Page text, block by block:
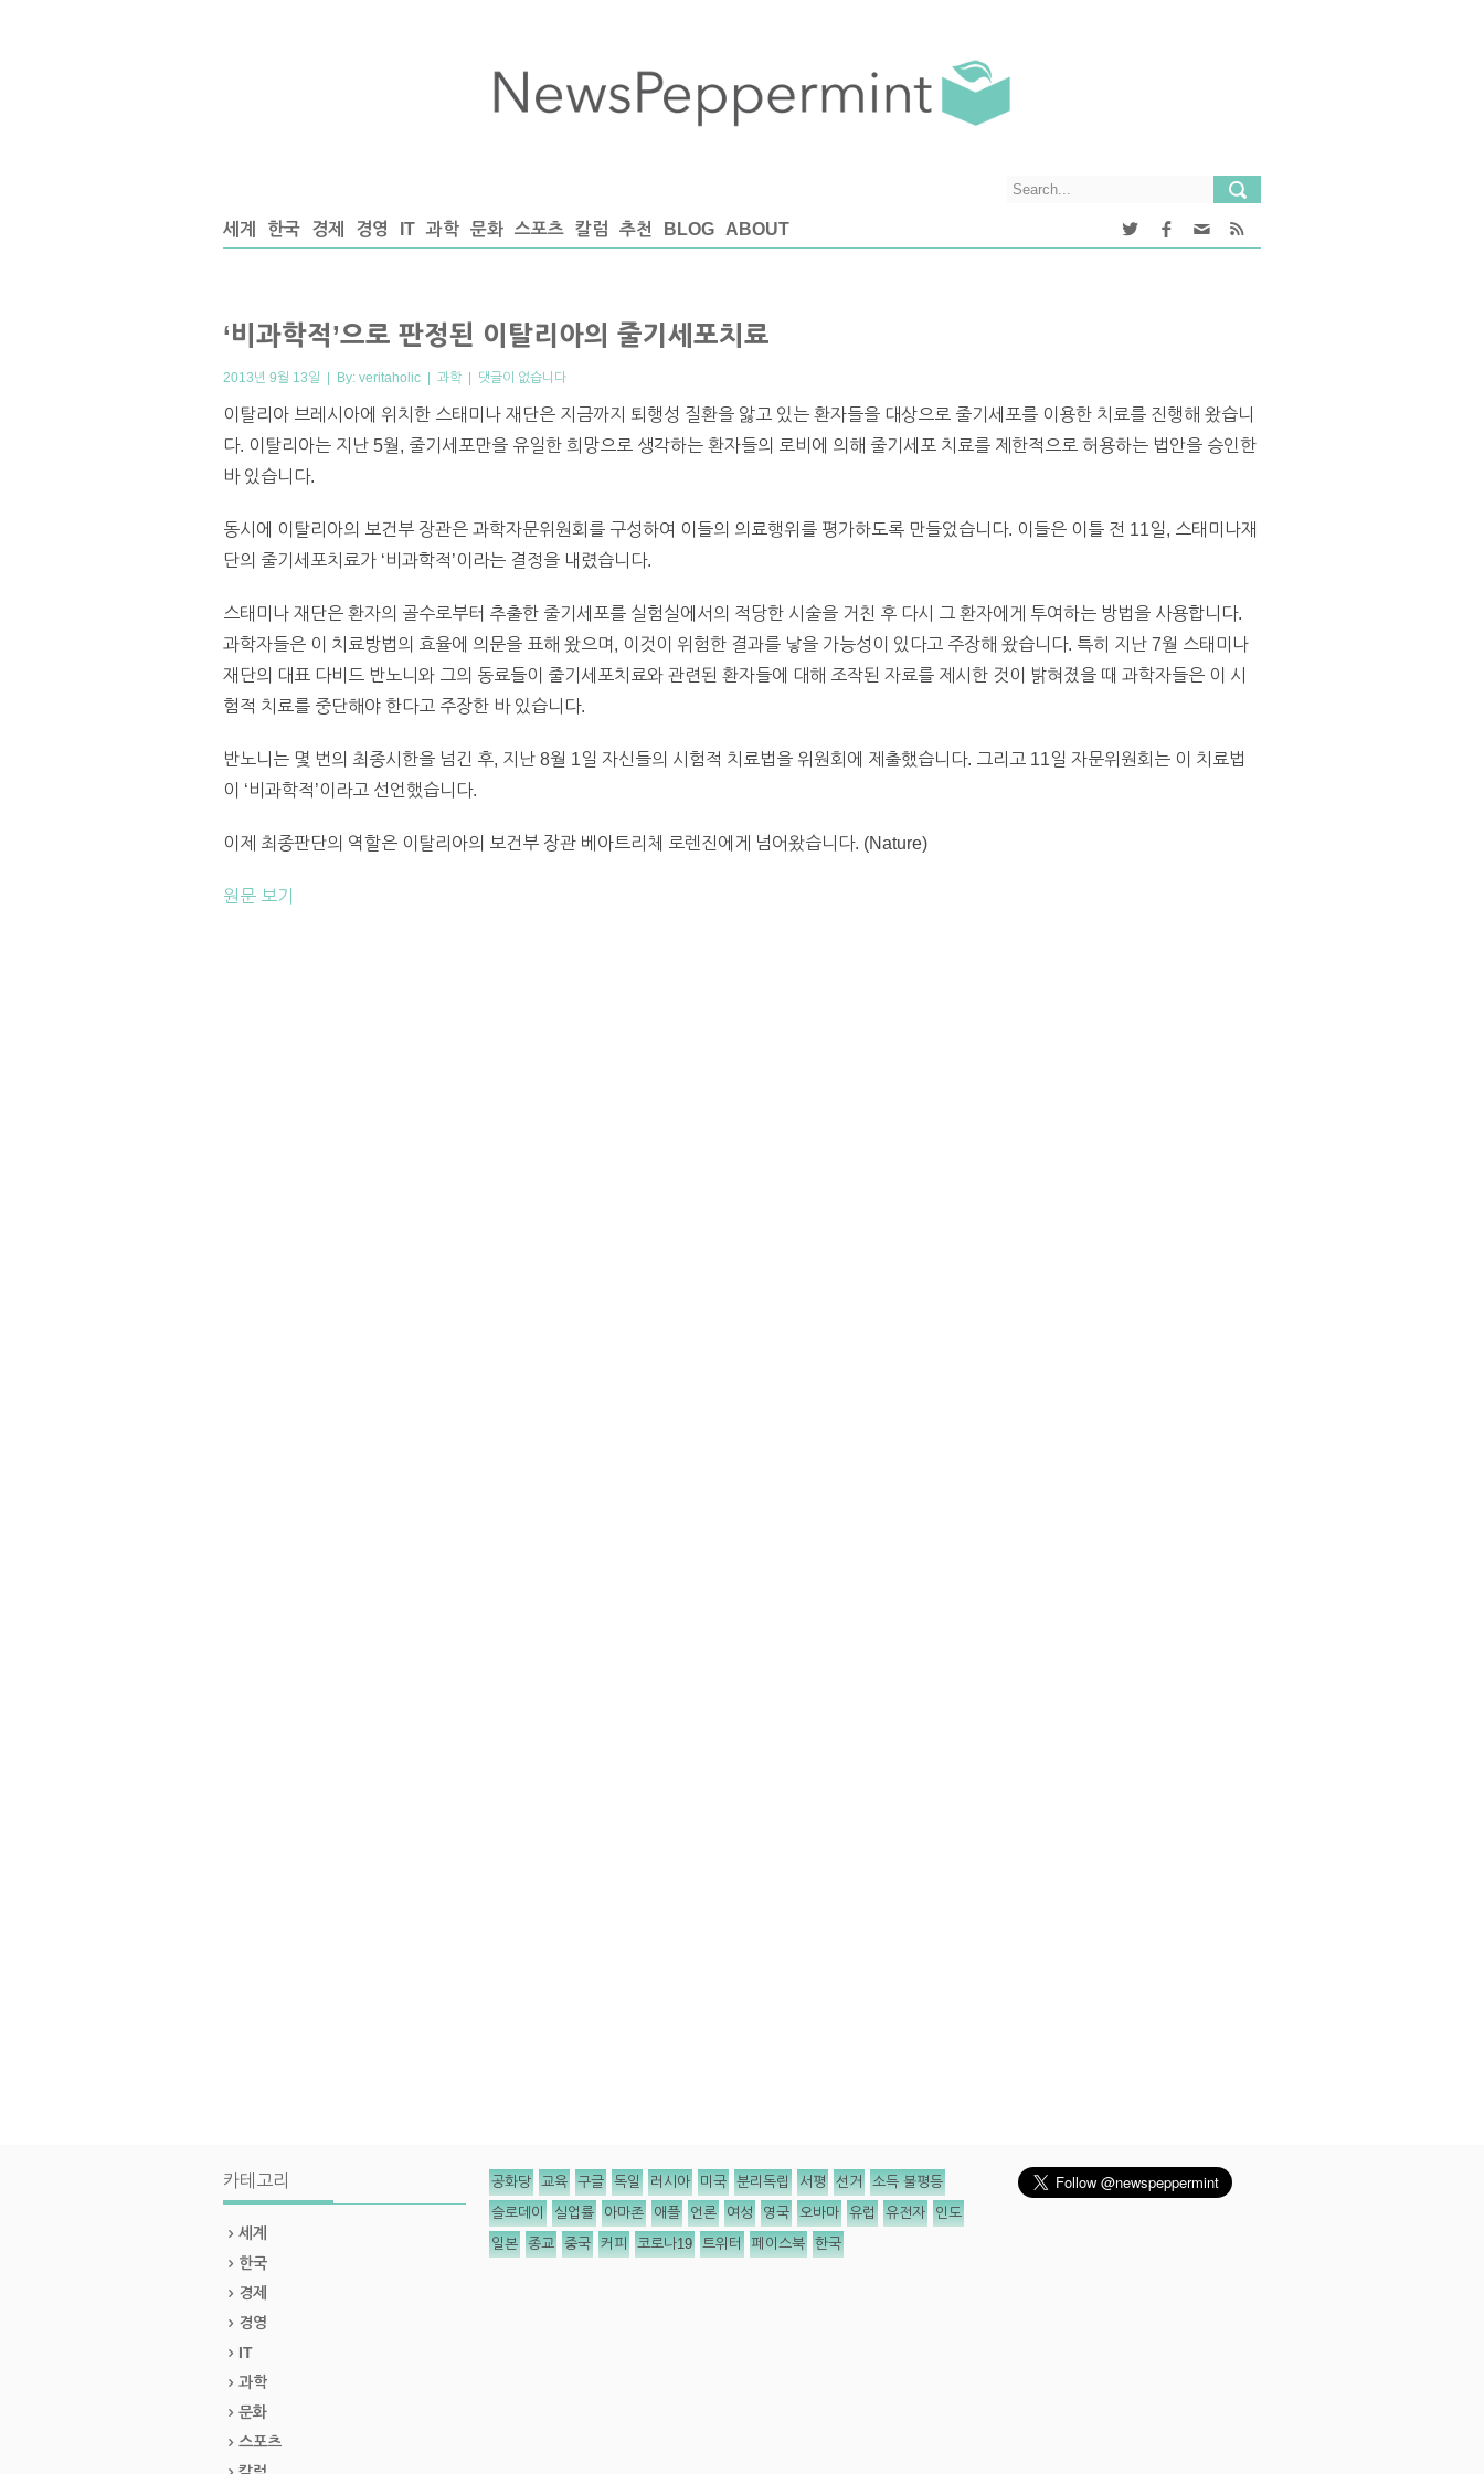
세계 한국 경제 경영 IT 과학 문화 스포츠 칼럼 추천 BLOG ABOUT
‘비과학적’으로 판정된 이탈리아의 줄기세포치료
2013년 9월 13일 | By: veritaholic | 과학 | 댓글이 없습니다
이탈리아 브레시아에 위치한 스태미나 재단은 지금까지 퇴행성 질환을 앓고 있는 환자들을 대상으로 줄기세포를 이용한 치료를 진행해 왔습니
다. 이탈리아는 지난 5월, 줄기세포만을 유일한 희망으로 생각하는 환자들의 로비에 의해 줄기세포 치료를 제한적으로 허용하는 법안을 승인한
바 있습니다.
동시에 이탈리아의 보건부 장관은 과학자문위원회를 구성하여 이들의 의료행위를 평가하도록 만들었습니다. 이들은 이틀 전 11일, 스태미나재
단의 줄기세포치료가 ‘비과학적’이라는 결정을 내렸습니다.
스태미나 재단은 환자의 골수로부터 추출한 줄기세포를 실험실에서의 적당한 시술을 거친 후 다시 그 환자에게 투여하는 방법을 사용합니다.
과학자들은 이 치료방법의 효율에 의문을 표해 왔으며, 이것이 위험한 결과를 낳을 가능성이 있다고 주장해 왔습니다. 특히 지난 7월 스태미나
재단의 대표 다비드 반노니와 그의 동료들이 줄기세포치료와 관련된 환자들에 대해 조작된 자료를 제시한 것이 밝혀졌을 때 과학자들은 이 시
험적 치료를 중단해야 한다고 주장한 바 있습니다.
반노니는 몇 번의 최종시한을 넘긴 후, 지난 8월 1일 자신들의 시험적 치료법을 위원회에 제출했습니다. 그리고 11일 자문위원회는 이 치료법
이 ‘비과학적’이라고 선언했습니다.
이제 최종판단의 역할은 이탈리아의 보건부 장관 베아트리체 로렌진에게 넘어왔습니다. (Nature)
원문 보기
카테고리
세계
한국
경제
경영
IT
과학
문화
스포츠
공화당 교육 구글 독일 러시아 미국 분리독립 서평 선거 소득 불평등
슬로데이 실업률 아마존 애플 언론 여성 영국 오바마 유럽 유전자 인도
일본 종교 중국 커피 코로나19 트위터 페이스북 한국